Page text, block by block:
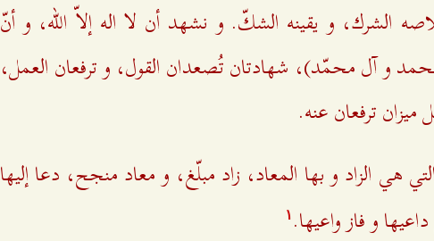
الشرك، و يقينه الشكّ. و نشهد أن لا اله إلاّ الله، و أنّ
و آل محمّد)، شهادتان تُصعدان القول، و ترفعان العمل،
ترفعان عنه.
هي الزاد و بها المعاد، زاد مبلّغ، و معاد منجح، دعا إليها
و فاز واعيها. ۱